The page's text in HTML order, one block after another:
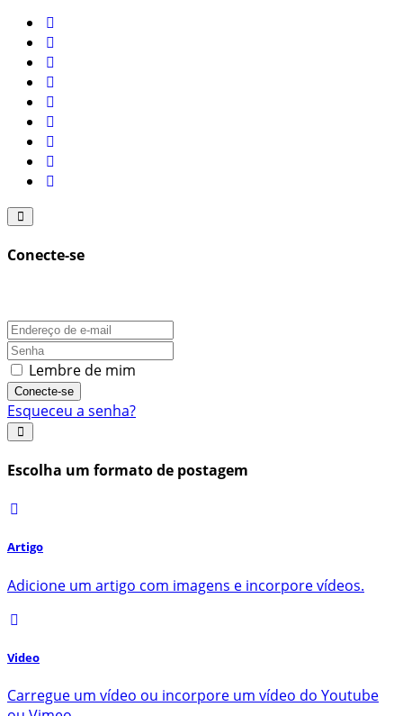
Conecte-se
Lembre de mim
Conecte-se
Esqueceu a senha?
Escolha um formato de postagem
Artigo
Adicione um artigo com imagens e incorpore vídeos.
Video
Carregue um vídeo ou incorpore um vídeo do Youtube